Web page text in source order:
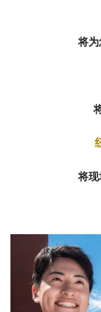
将为
将现